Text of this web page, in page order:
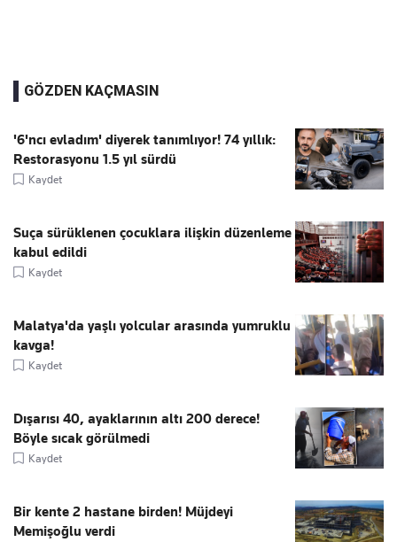
GÖZDEN KAÇMASIN
'6'ncı evladım' diyerek tanımlıyor! 74 yıllık:
Restorasyonu 1.5 yıl sürdü
Kaydet
Suça sürüklenen çocuklara ilişkin düzenleme
kabul edildi
Kaydet
Malatya'da yaşlı yolcular arasında yumruklu
kavga!
Kaydet
Dışarısı 40, ayaklarının altı 200 derece!
Böyle sıcak görülmedi
Kaydet
Bir kente 2 hastane birden! Müjdeyi
Memişoğlu verdi